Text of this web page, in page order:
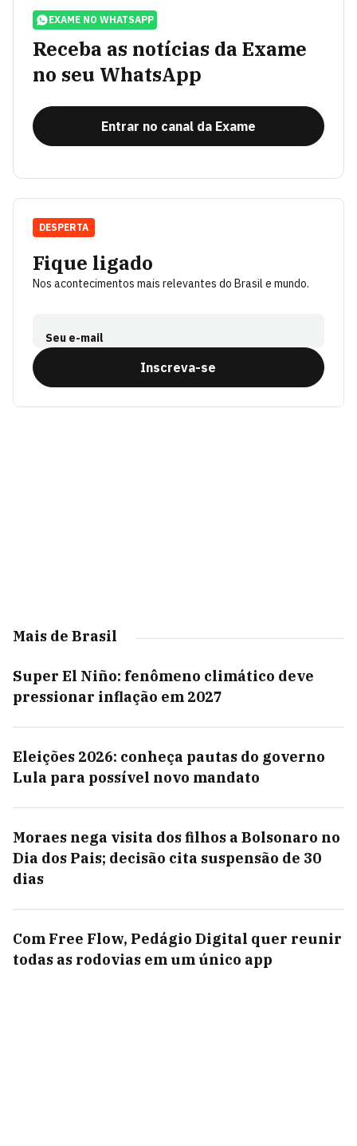
EXAME NO WHATSAPP
Receba as notícias da Exame
no seu WhatsApp
Entrar no canal da Exame
Fique ligado
Nos acontecimentos mais relevantes do Brasil e mundo.
Seu e-mail
Inscreva-se
DESPERTA
Mais de Brasil
Super El Niño: fenômeno climático deve
pressionar inflação em 2027
Eleições 2026: conheça pautas do governo
Lula para possível novo mandato
Moraes nega visita dos filhos a Bolsonaro no
Dia dos Pais; decisão cita suspensão de 30
dias
Com Free Flow, Pedágio Digital quer reunir
todas as rodovias em um único app